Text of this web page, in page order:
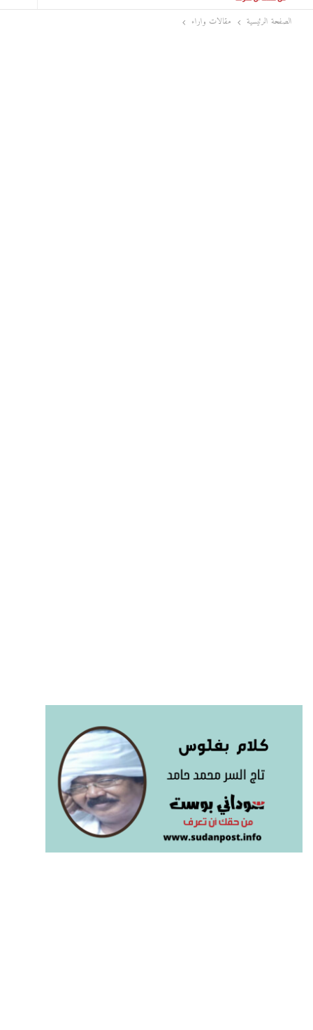
الصفحة الرئيسية مقالات واراء